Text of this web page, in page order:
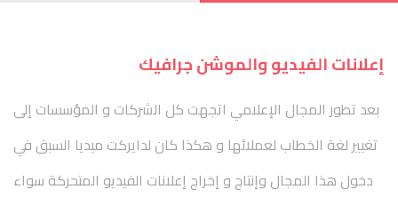
إعلانات الفيديو والموشن جرافيك
بعد تطور المجال الإعلامي اتجهت كل الشركات و المؤسسات إلى
تغيير لغة الخطاب لعملائها و هكذا كان لدايركت ميديا السبق في
دخول هذا المجال وإنتاج و إخراج إعلانات الفيديو المتحركة سواء